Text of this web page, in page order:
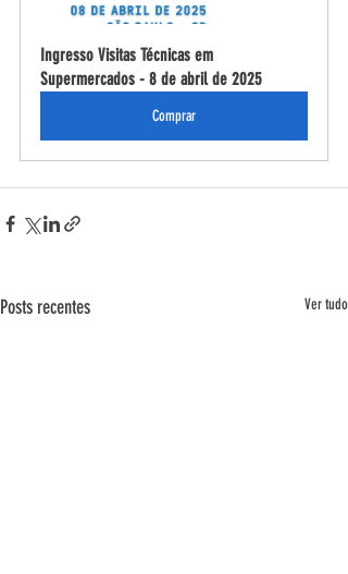
Ingresso Visitas Técnicas em
Supermercados - 8 de abril de 2025
Comprar
Posts recentes Ver tudo